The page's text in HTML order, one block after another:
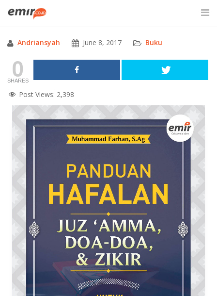
content
SITE SEARCH
Andriansyah June 8, 2017 Buku
0
SHARES
Post Views: 2,398